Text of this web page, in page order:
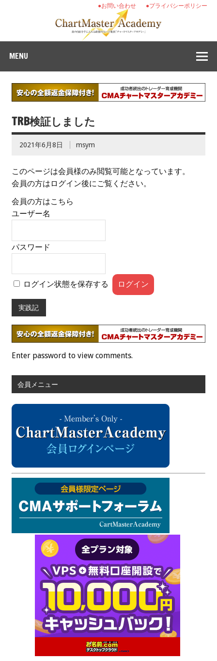
●プライバシーポリシー
●お問い合わせ
MENU
TRB検証しました
2021年6月8日 msym
このページは会員様のみ閲覧可能となっています。
会員の方はログイン後にご覧ください。
会員の方はこちら
ユーザー名
パスワード
ログイン状態を保存する
実践記
Enter password to view comments.
会員メニュー